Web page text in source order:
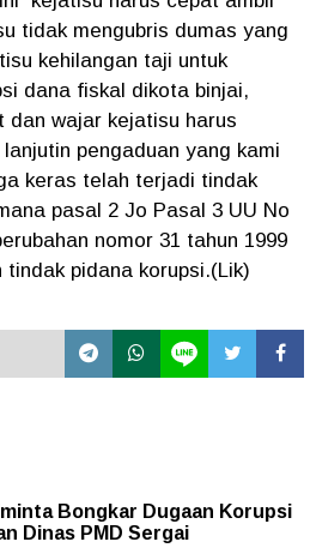
tidak mengubris dumas yang
kehilangan taji untuk
dana fiskal dikota binjai,
dan wajar kejatisu harus
pengaduan yang kami
keras telah terjadi tindak
pasal 2 Jo Pasal 3 UU No
nomor 31 tahun 1999
pidana korupsi.(Lik)
Bongkar Dugaan Korupsi
Dinas PMD Sergai